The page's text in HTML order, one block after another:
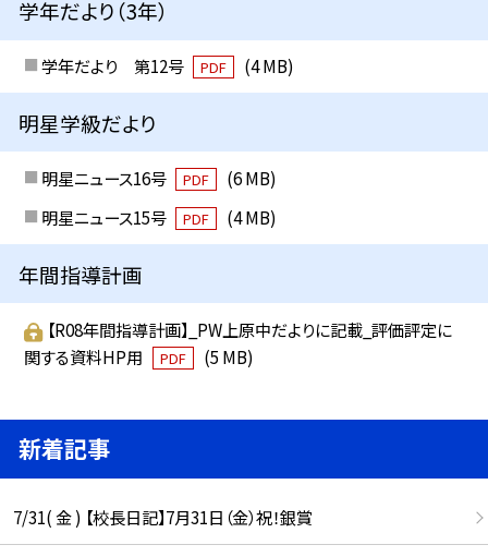
学年だより（3年）
学年だより 第12号 PDF (4 MB)
明星学級だより
明星ニュース16号 PDF
(6 MB)
明星ニュース15号
PDF (4 MB)
年間指導計画
【R08年間指導計画】_PW上原中だよりに記載_評価評定に
関する資料HP用
PDF (5 MB)
新着記事
7/31( 金 ) 【校長日記】7月31日（金）祝！銀賞